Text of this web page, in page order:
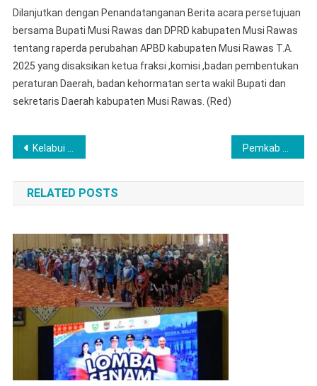
Dilanjutkan dengan Penandatanganan Berita acara persetujuan
bersama Bupati Musi Rawas dan DPRD kabupaten Musi Rawas
tentang raperda perubahan APBD kabupaten Musi Rawas T.A.
2025 yang disaksikan ketua fraksi ,komisi ,badan pembentukan
peraturan Daerah, badan kehormatan serta wakil Bupati dan
sekretaris Daerah kabupaten Musi Rawas. (Red)
Navigasi
pos
Kelabui Petugas Buang Sabu Saat Ditangkap, Satresnarkoba Polres Musi Rawas Ringkus MO Pemkab Labuhanbatu Dukung Penekanan Inflasi Daerah
RELATED POSTS